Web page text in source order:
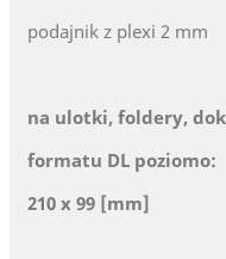
podajnik z plexi 2 mm
na ulotki, foldery,
formatu DL poziomo:
210 x 99 [mm]